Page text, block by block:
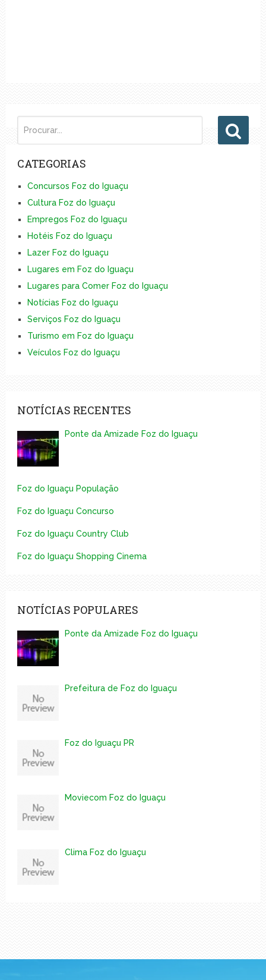
CATEGORIAS
Concursos Foz do Iguaçu
Cultura Foz do Iguaçu
Empregos Foz do Iguaçu
Hotéis Foz do Iguaçu
Lazer Foz do Iguaçu
Lugares em Foz do Iguaçu
Lugares para Comer Foz do Iguaçu
Notícias Foz do Iguaçu
Serviços Foz do Iguaçu
Turismo em Foz do Iguaçu
Veículos Foz do Iguaçu
NOTÍCIAS RECENTES
Ponte da Amizade Foz do Iguaçu
Foz do Iguaçu População
Foz do Iguaçu Concurso
Foz do Iguaçu Country Club
Foz do Iguaçu Shopping Cinema
NOTÍCIAS POPULARES
Ponte da Amizade Foz do Iguaçu
Prefeitura de Foz do Iguaçu
Foz do Iguaçu PR
Moviecom Foz do Iguaçu
Clima Foz do Iguaçu